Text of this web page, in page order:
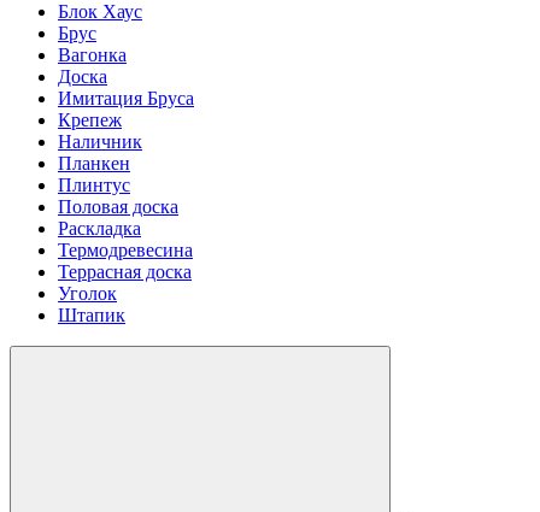
Блок Хаус
Брус
Вагонка
Доска
Имитация Бруса
Крепеж
Наличник
Планкен
Плинтус
Половая доска
Раскладка
Термодревесина
Террасная доска
Уголок
Штапик